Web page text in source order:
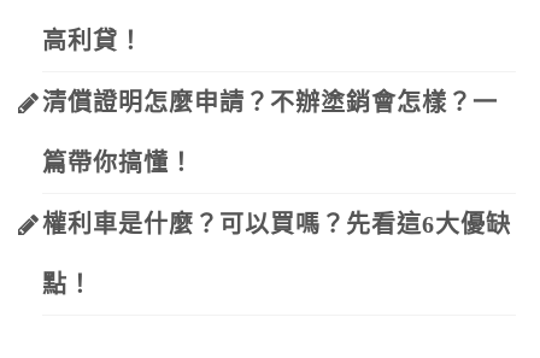
高利貸！
清償證明怎麼申請？不辦塗銷會怎樣？一
篇帶你搞懂！
權利車是什麼？可以買嗎？先看這6大優缺
點！